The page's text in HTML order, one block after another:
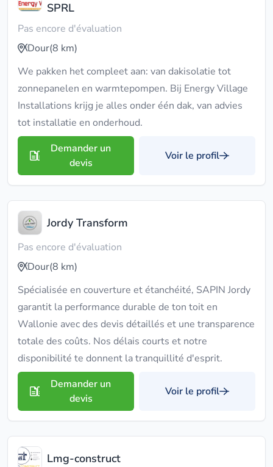
SPRL
Pas encore d'évaluation
Dour(8 km)
We pakken het compleet aan: van dakisolatie tot
zonnepanelen en warmtepompen. Bij Energy Village
Installations krijg je alles onder één dak, van advies
tot installatie en onderhoud.
Demander un
devis
Voir le profil
Jordy Transform
Pas encore d'évaluation
Dour(8 km)
Spécialisée en couverture et étanchéité, SAPIN Jordy
garantit la performance durable de ton toit en
Wallonie avec des devis détaillés et une transparence
totale des coûts. Nos délais courts et notre
disponibilité te donnent la tranquillité d'esprit.
Demander un
devis
Voir le profil
Lmg-construct